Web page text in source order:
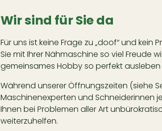
Wir sind für Sie da
Für uns ist keine Frage zu „doof“ und kein
Sie mit Ihrer Nähmaschine so viel Freude
gemeinsames Hobby so perfekt ausleben
Während unserer Öffnungszeiten (siehe
Maschinenexperten und Schneiderinnen
Ihnen bei Problemen aller Art
weiterzuhelfen.